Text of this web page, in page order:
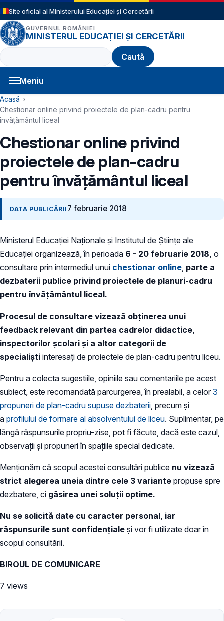
Sari la conținutul principal
Site oficial al Ministerului Educației și Cercetării
GUVERNUL ROMÂNIEI
MINISTERUL EDUCAȚIEI ȘI CERCETĂRII
Caută
Meniu
Navigație principală
Cale de navigare
Acasă
Chestionar online privind proiectele de plan-cadru pentru
învățământul liceal
Chestionar online privind
proiectele de plan-cadru
pentru învățământul liceal
DATA PUBLICĂRII 7 februarie 2018
Ministerul Educației Naționale și Institutul de Științe ale
Educației organizează, în perioada 6 - 20 februarie 2018, o
consultare prin intermediul unui chestionar online parte a
dezbaterii publice privind proiectele de planuri-cadru
pentru învățământul liceal.
Procesul de consultare vizează obținerea unui
feedback relevant din partea cadrelor didactice,
inspectorilor școlari și a altor categorii de
specialiști interesați de proiectele de plan-cadru pentru liceu.
Pentru a colecta sugestiile, opiniile sau comentariile pe acest
subiect, este recomandată parcurgerea, în prealabil, a celor 3
propuneri de plan-cadru supuse dezbaterii , precum și
a profilului de formare al absolventului de liceu. Suplimentar, pe
lângă răspunsurile propriu-zise, pot fi făcute, dacă este cazul,
observații și propuneri în spațiile special dedicate.
Menționăm că scopul acestei consultări publice nu vizează
strict alegerea uneia dintre cele 3 variante propuse spre
dezbatere, ci găsirea unei soluții optime.
Nu se solicită date cu caracter personal, iar
răspunsurile sunt confidențiale și vor fi utilizate doar în
scopul consultării.
BIROUL DE COMUNICARE
7 views